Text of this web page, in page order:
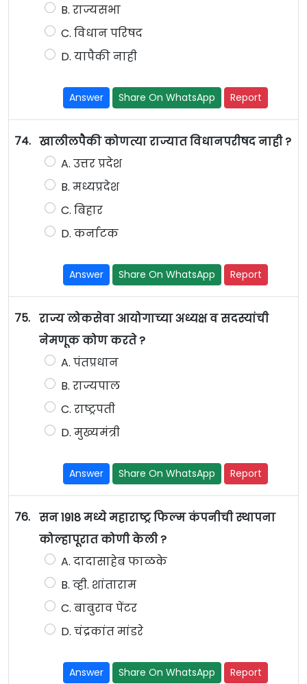
B. राज्यसभा
C. विधान परिषद
D. यापैकी नाही
Answer Share On WhatsApp Report
74. खालीलपैकी कोणत्या राज्यात विधानपरीषद नाही ?
A. उत्तर प्रदेश
B. मध्यप्रदेश
C. बिहार
D. कर्नाटक
Answer Share On WhatsApp Report
75. राज्य लोकसेवा आयोगाच्या अध्यक्ष व सदस्यांची
नेमणूक कोण करते ?
A. पंतप्रधान
B. राज्यपाल
C. राष्ट्रपती
D. मुख्यमंत्री
Answer Share On WhatsApp Report
76. सन 1918 मध्ये महाराष्ट्र फिल्म कंपनीची स्थापना
कोल्हापूरात कोणी केली ?
A. दादासाहेब फाळके
B. व्ही. शांताराम
C. बाबुराव पेंटर
D. चंद्रकांत मांडरे
Answer Share On WhatsApp Report